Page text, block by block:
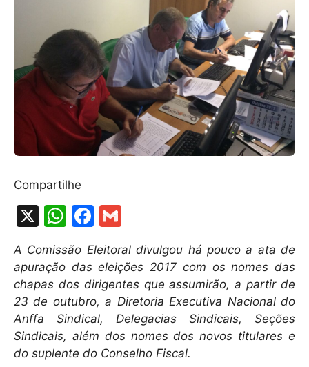
Compartilhe
X
W
h
at
s
A
p
p
F
a
c
e
b
o
o
m
ai
l
A Comissão Eleitoral divulgou há pouco a ata de
apuração das eleições 2017 com os nomes das
chapas dos dirigentes que assumirão, a partir de
23 de outubro, a Diretoria Executiva Nacional do
Anffa Sindical, Delegacias Sindicais, Seções
Sindicais, além dos nomes dos novos titulares e
do suplente do Conselho Fiscal.